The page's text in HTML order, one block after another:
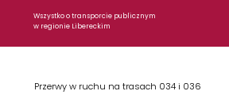
Wszystko o transporcie publicznym
w regionie Libereckim
Przerwy w ruchu na trasach 034 i 036